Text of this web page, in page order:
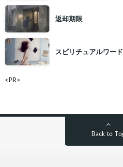
返却期限
スピリチュアルワー
<PR>
Back to